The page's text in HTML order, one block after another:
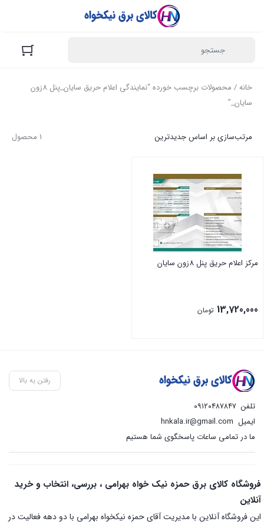
خانه
/ محصولات برچسب خورده “نمایندگی اعلام حریق سایان_پنل 8زون
سایان_”
1 محصول مرتب‌سازی بر اساس جدیدترین
مرکز اعلام حریق پنل 8زون سایان
13,720,000 تومان
رفتن به بالا
تلفن ۰۹۱۲۰۴۸۷۸۴۷
ایمیل hnkala.ir@gmail.com
ما در تمامی ساعات پاسخگوی شما هستیم
فروشگاه کالای برق حمزه نیک خواه بهرامی ، بررسی، انتخاب و خرید
آنلاین
این فروشگاه آنلاین با مدیریت آقای حمزه نیکخواه بهرامی با دو دهه فعالیت در